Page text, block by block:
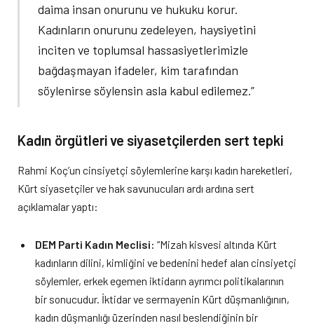
daima insan onurunu ve hukuku korur.
Kadınların onurunu zedeleyen, haysiyetini
inciten ve toplumsal hassasiyetlerimizle
bağdaşmayan ifadeler, kim tarafından
söylenirse söylensin asla kabul edilemez.”
Kadın örgütleri ve siyasetçilerden sert tepki
Rahmi Koç’un cinsiyetçi söylemlerine karşı kadın hareketleri,
Kürt siyasetçiler ve hak savunucuları ardı ardına sert
açıklamalar yaptı:
DEM Parti Kadın Meclisi: “Mizah kisvesi altında Kürt
kadınların dilini, kimliğini ve bedenini hedef alan cinsiyetçi
söylemler, erkek egemen iktidarın ayrımcı politikalarının
bir sonucudur. İktidar ve sermayenin Kürt düşmanlığının,
kadın düşmanlığı üzerinden nasıl beslendiğinin bir